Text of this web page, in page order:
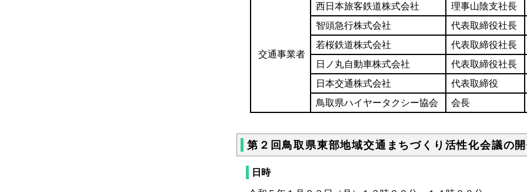
交通事業者
西日本旅客鉄道株式会社
理事山陰支社長
智頭急行株式会社
代表取締役社長
若桜鉄道株式会社
代表取締役社長
日ノ丸自動車株式会社
代表取締役社長
日本交通株式会社
代表取締役
鳥取県ハイヤータクシー協会
会長
第２回鳥取県東部地域交通まちづくり活性化会議の
日時